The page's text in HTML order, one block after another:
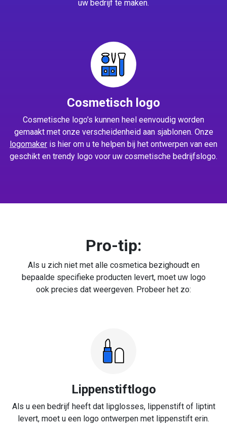
uw bedrijf te maken.
Cosmetisch logo
Cosmetische logo's kunnen heel eenvoudig worden
gemaakt met onze verscheidenheid aan sjablonen. Onze
logomaker is hier om u te helpen bij het ontwerpen van een
geschikt en trendy logo voor uw cosmetische bedrijfslogo.
Pro-tip:
Als u zich niet met alle cosmetica bezighoudt en
bepaalde specifieke producten levert, moet uw logo
ook precies dat weergeven. Probeer het zo:
Lippenstiftlogo
Als u een bedrijf heeft dat lipglosses, lippenstift of liptint
levert, moet u een logo ontwerpen met lippenstift erin.